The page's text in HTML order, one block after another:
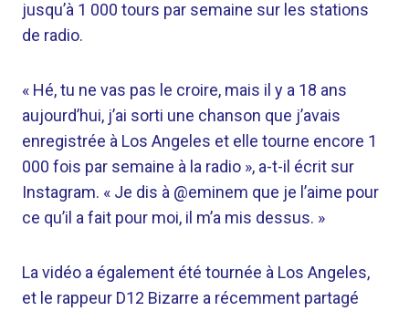
jusqu’à 1 000 tours par semaine sur les stations
de radio.
« Hé, tu ne vas pas le croire, mais il y a 18 ans
aujourd’hui, j’ai sorti une chanson que j’avais
enregistrée à Los Angeles et elle tourne encore 1
000 fois par semaine à la radio », a-t-il écrit sur
Instagram. « Je dis à @eminem que je l’aime pour
ce qu’il a fait pour moi, il m’a mis dessus. »
La vidéo a également été tournée à Los Angeles,
et le rappeur D12 Bizarre a récemment partagé